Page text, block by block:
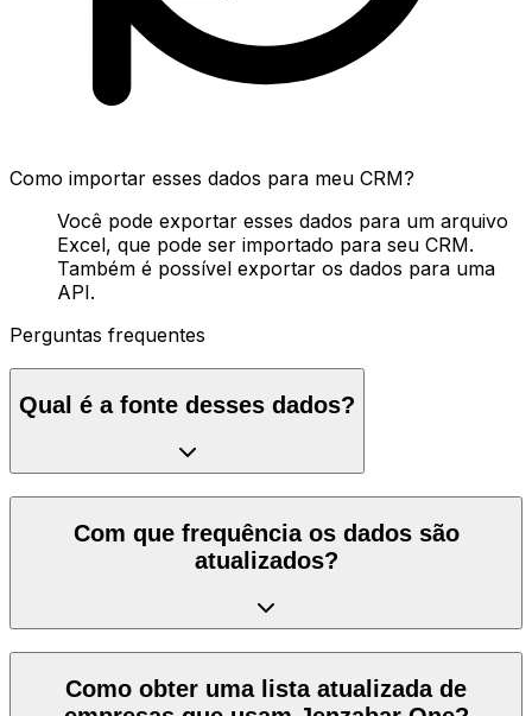
Como importar esses dados para meu CRM?
Você pode exportar esses dados para um arquivo
Excel, que pode ser importado para seu CRM.
Também é possível exportar os dados para uma
API.
Perguntas frequentes
Qual é a fonte desses dados?
Com que frequência os dados são
atualizados?
Como obter uma lista atualizada de